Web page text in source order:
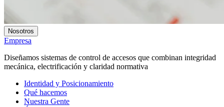
Nosotros
Empresa
Diseñamos sistemas de control de accesos que combinan integridad
mecánica, electrificación y claridad normativa
Identidad y Posicionamiento
Qué hacemos
Nuestra Gente